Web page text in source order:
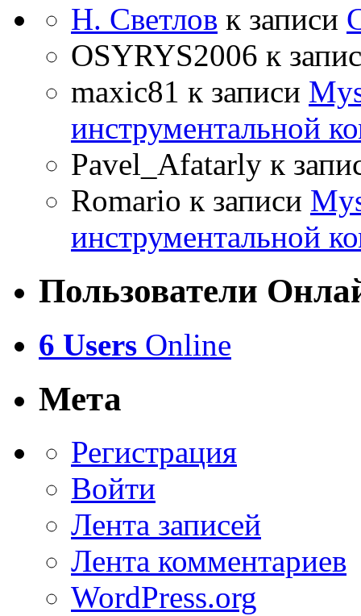
Н. Светлов к записи
OSYRYS2006 к
maxic81 к записи
инструментальной
Pavel_Afatarly к
Romario к записи
инструментальной
Пользователи
6 Users Online
Мета
Регистрация
Войти
Лента записей
Лента комментариев
WordPress.org